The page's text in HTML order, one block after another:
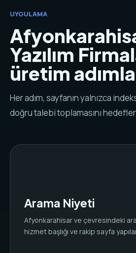
UYGULAMA
Yazılım
üretim
Her adım, sayfanın yalnızca
doğru talebi toplamasını
Arama Niyeti
Afyonkarahisar ve çevresindeki
hizmet başlığı ve rakip sayfa